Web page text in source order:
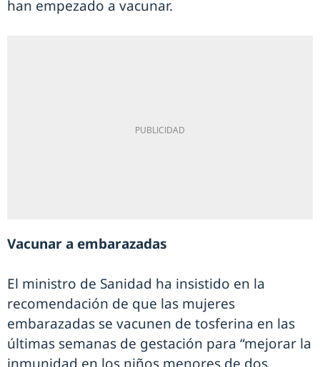
han empezado a vacunar.
Vacunar a embarazadas
El ministro de Sanidad ha insistido en la
recomendación de que las mujeres
embarazadas se vacunen de tosferina en las
últimas semanas de gestación para “mejorar la